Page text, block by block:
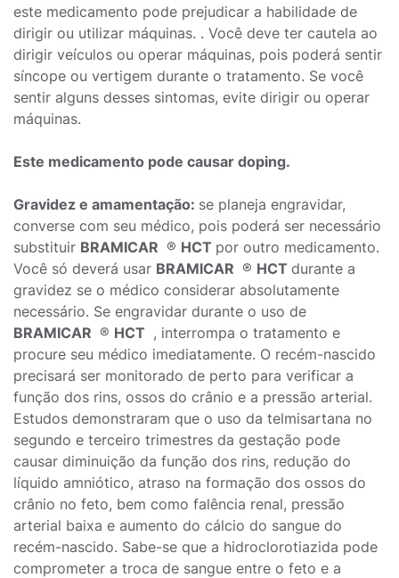
este medicamento pode prejudicar a habilidade de
dirigir ou utilizar máquinas. . Você deve ter cautela ao
dirigir veículos ou operar máquinas, pois poderá sentir
síncope ou vertigem durante o tratamento. Se você
sentir alguns desses sintomas, evite dirigir ou operar
máquinas.
Este medicamento pode causar doping.
Gravidez e amamentação: se planeja engravidar,
converse com seu médico, pois poderá ser necessário
substituir BRAMICAR ® HCT por outro medicamento.
Você só deverá usar BRAMICAR ® HCT durante a
gravidez se o médico considerar absolutamente
necessário. Se engravidar durante o uso de
BRAMICAR ® HCT , interrompa o tratamento e
procure seu médico imediatamente. O recém-nascido
precisará ser monitorado de perto para verificar a
função dos rins, ossos do crânio e a pressão arterial.
Estudos demonstraram que o uso da telmisartana no
segundo e terceiro trimestres da gestação pode
causar diminuição da função dos rins, redução do
líquido amniótico, atraso na formação dos ossos do
crânio no feto, bem como falência renal, pressão
arterial baixa e aumento do cálcio do sangue do
recém-nascido. Sabe-se que a hidroclorotiazida pode
comprometer a troca de sangue entre o feto e a